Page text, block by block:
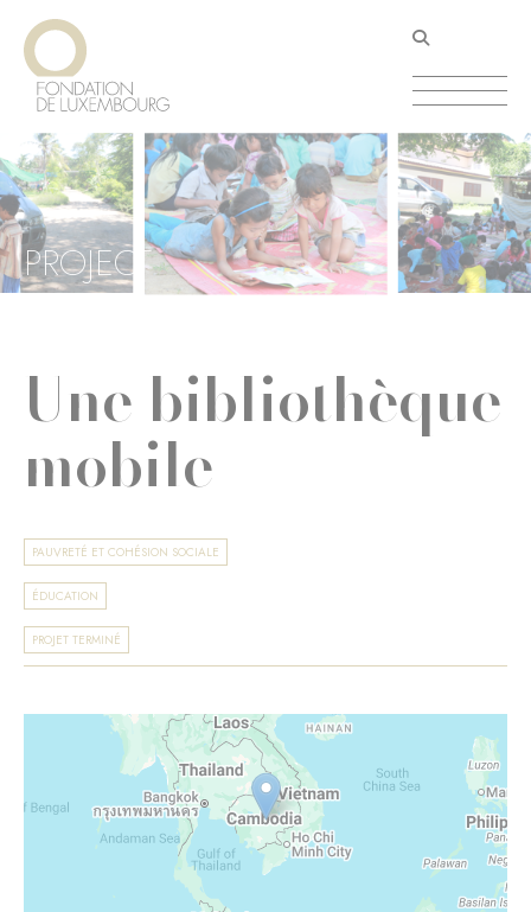
Aller
contenu
principal
PROJECT
Une bibliothèque
mobile
PAUVRETÉ ET COHÉSION SOCIALE
ÉDUCATION
PROJET TERMINÉ
Panneau de gestion des cookies